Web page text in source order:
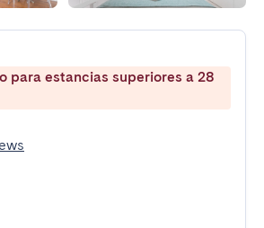
para estancias superiores a 28